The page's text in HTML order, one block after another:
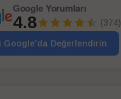
Google Yorumları
4.8 (374)
Google'da Değerlendirin